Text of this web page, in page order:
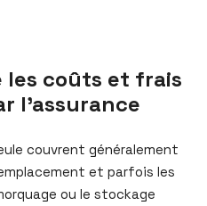
les coûts et frais
l’assurance
couvrent généralement
et parfois les
ou le stockage